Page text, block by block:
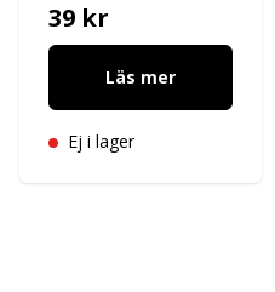
39 kr
Läs mer
Ej i lager